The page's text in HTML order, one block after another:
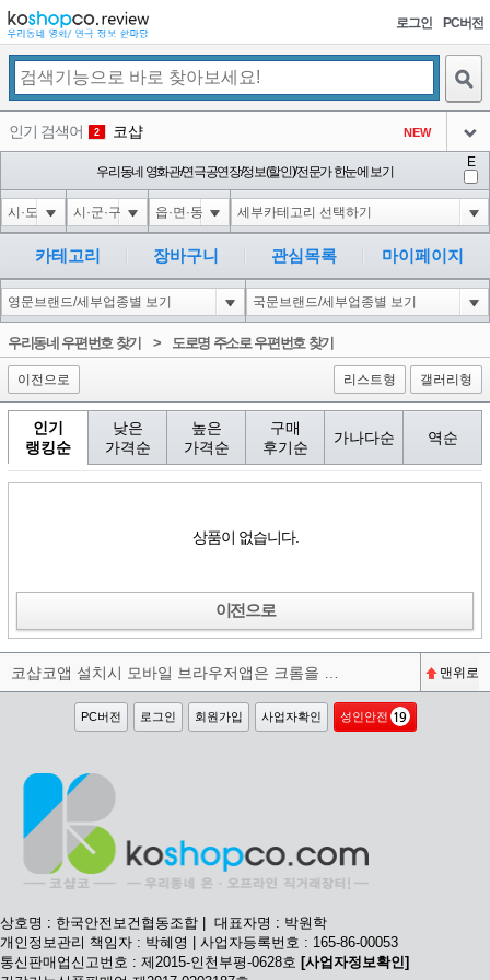
로그인 PC버전
인기 검색어 2 코샵 NEW
3 익스
아이콘
4 미끄럼방지
아이콘
5 대성설렁탕
아이콘
-16
6 1-1 waitfor delay '0:0:15' --
아이콘
0
1
우리동네 영화관/연극공연장/정보(할인)/전문가 한눈에 보기
E
카테고리 장바구니 관심목록 마이페이지
우리동네 우편번호 찾기 > 도로명 주소로 우편번호 찾기
이전으로 리스트형 갤러리형
인기
랭킹순
낮은
가격순
높은
가격순
구매
후기순
가나다순 역순
상품이 없습니다.
이전으로
맨위로
PC버전 로그인 회원가입 사업자확인 성인안전
상호명 : 한국안전보건협동조합 | 대표자명 : 박원학
개인정보관리 책임자 : 박혜영 | 사업자등록번호 : 165-86-00053
통신판매업신고번호 : 제2015-인천부평-0628호 [사업자정보확인]